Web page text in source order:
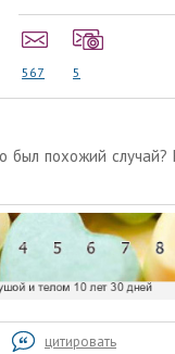
567 5
был похожий
цитировать